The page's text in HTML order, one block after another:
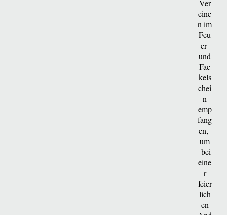
Ver
eine
n im
Feu
er-
und
Fac
kels
chei
n
emp
fang
en,
um
bei
eine
r
feier
lich
en